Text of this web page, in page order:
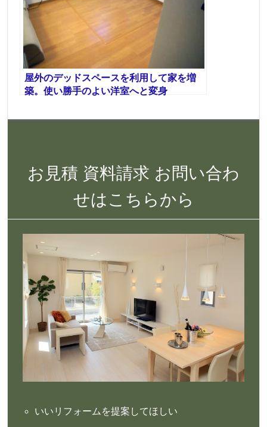
屋外のデッドスペースを利用して家を増
築。使い勝手のよい洋室へと変身
お見積 資料請求 お問い合わ
せはこちらから
いいリフォームを提案してほしい